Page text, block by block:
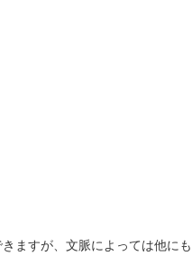
ますが、文脈によっては他に